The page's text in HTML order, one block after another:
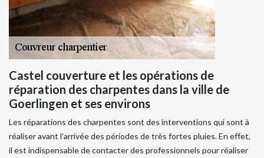
Castel couverture et les opérations de
réparation des charpentes dans la ville de
Goerlingen et ses environs
Les réparations des charpentes sont des interventions qui sont à
réaliser avant l'arrivée des périodes de très fortes pluies. En effet,
il est indispensable de contacter des professionnels pour réaliser